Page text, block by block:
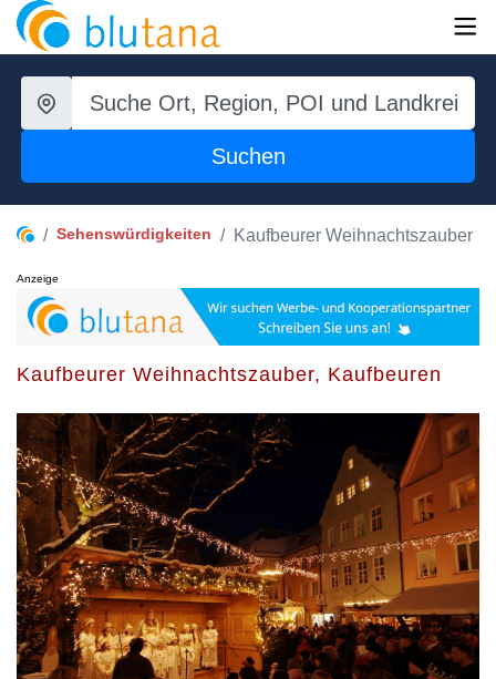
Suchen
Sehenswürdigkeiten Kaufbeurer Weihnachtszauber
Anzeige
Kaufbeurer Weihnachtszauber, Kaufbeuren